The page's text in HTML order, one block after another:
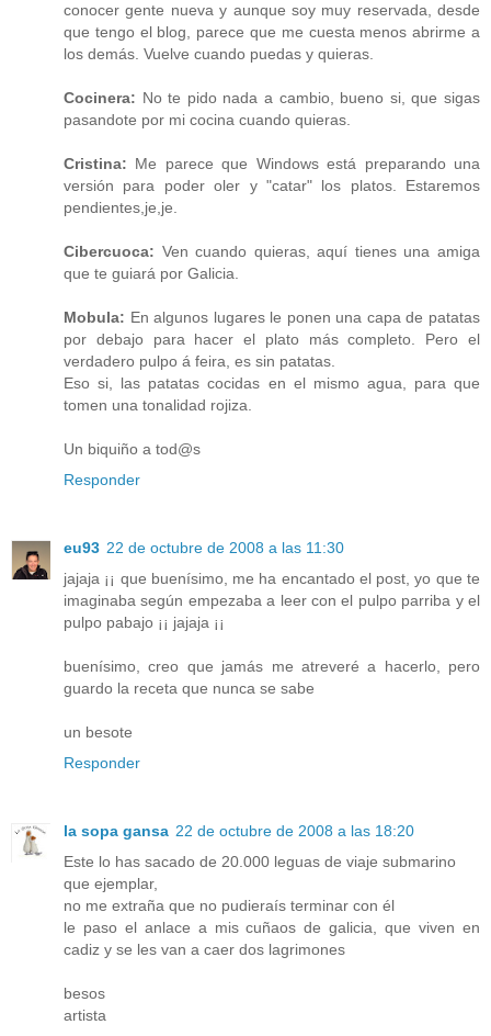
conocer gente nueva y aunque soy muy reservada, desde
que tengo el blog, parece que me cuesta menos abrirme a
los demás. Vuelve cuando puedas y quieras.
Cocinera: No te pido nada a cambio, bueno si, que sigas
pasandote por mi cocina cuando quieras.
Cristina: Me parece que Windows está preparando una
versión para poder oler y "catar" los platos. Estaremos
pendientes,je,je.
Cibercuoca: Ven cuando quieras, aquí tienes una amiga
que te guiará por Galicia.
Mobula: En algunos lugares le ponen una capa de patatas
por debajo para hacer el plato más completo. Pero el
verdadero pulpo á feira, es sin patatas.
Eso si, las patatas cocidas en el mismo agua, para que
tomen una tonalidad rojiza.
Un biquiño a tod@s
Responder
eu93 22 de octubre de 2008 a las 11:30
jajaja ¡¡ que buenísimo, me ha encantado el post, yo que te
imaginaba según empezaba a leer con el pulpo parriba y el
pulpo pabajo ¡¡ jajaja ¡¡
buenísimo, creo que jamás me atreveré a hacerlo, pero
guardo la receta que nunca se sabe
un besote
Responder
la sopa gansa 22 de octubre de 2008 a las 18:20
Este lo has sacado de 20.000 leguas de viaje submarino
que ejemplar,
no me extraña que no pudieraís terminar con él
le paso el anlace a mis cuñaos de galicia, que viven en
cadiz y se les van a caer dos lagrimones
besos
artista